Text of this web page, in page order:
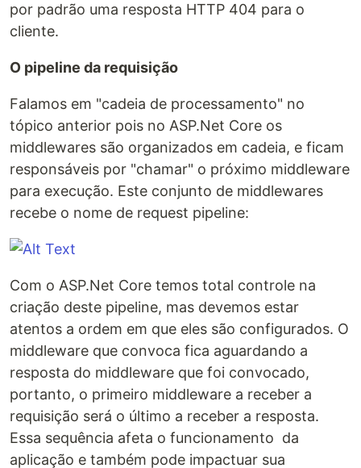
por padrão uma resposta HTTP 404 para o
cliente.
O pipeline da requisição
Falamos em "cadeia de processamento" no
tópico anterior pois no ASP.Net Core os
middlewares são organizados em cadeia, e ficam
responsáveis por "chamar" o próximo middleware
para execução. Este conjunto de middlewares
recebe o nome de request pipeline:
Com o ASP.Net Core temos total controle na
criação deste pipeline, mas devemos estar
atentos a ordem em que eles são configurados. O
middleware que convoca fica aguardando a
resposta do middleware que foi convocado,
portanto, o primeiro middleware a receber a
requisição será o último a receber a resposta.
Essa sequência afeta o funcionamento da
aplicação e também pode impactuar sua